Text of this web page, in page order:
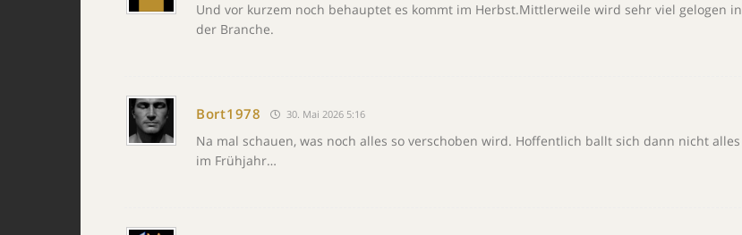
Und vor kurzem noch behauptet es kommt im Herbst.Mittlerweile wird sehr viel gelogen in
der Branche.
Bort1978 30. Mai 2026 5:16
Na mal schauen, was noch alles so verschoben wird. Hoffentlich ballt sich dann nicht alles
im Frühjahr…